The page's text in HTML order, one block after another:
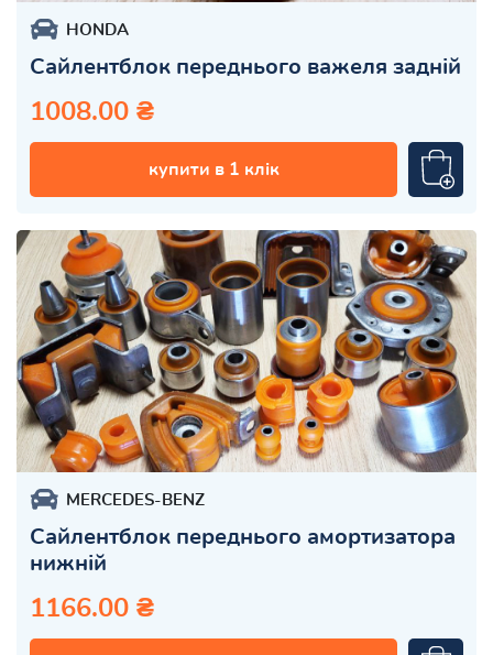
HONDA
Сайлентблок переднього важеля задній
1008.00 ₴
купити в 1 клік
MERCEDES-BENZ
Сайлентблок переднього амортизатора
нижній
1166.00 ₴